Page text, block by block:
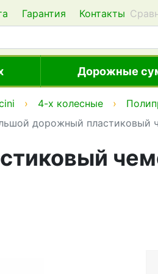
Гарантия Контакты
Дорожные
4-х колесные
дорожный пластиковый